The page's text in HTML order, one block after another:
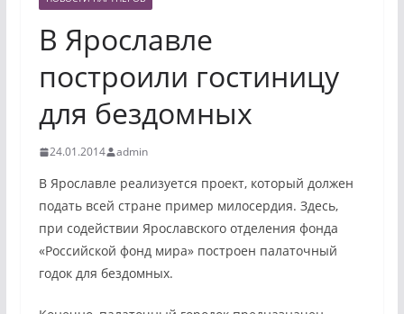
В Ярославле
построили гостиницу
для бездомных
24.01.2014 admin
В Ярославле реализуется проект, который должен
подать всей стране пример милосердия. Здесь,
при содействии Ярославского отделения фонда
«Российской фонд мира» построен палаточный
годок для бездомных.